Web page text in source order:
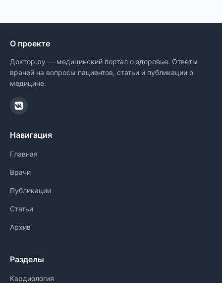
О проекте
Доктор.ру — медицинский портал о здоровье. Ответы
врачей на вопросы пациентов, статьи и публикации о
медицине.
Навигация
Главная
Врачи
Публикации
Статьи
Архив
Разделы
Кардиология